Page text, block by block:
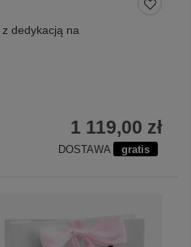
dedykacją na
1 119,00 zł
DOSTAWA gratis